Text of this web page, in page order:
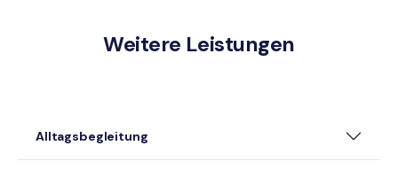
Weitere Leistungen
Alltagsbegleitung